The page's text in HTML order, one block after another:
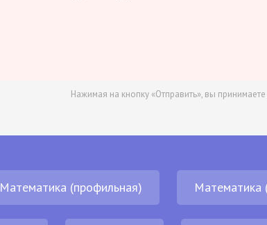
Нажимая на кнопку «Отправить», вы принимаете
Математика (профильная) Математика